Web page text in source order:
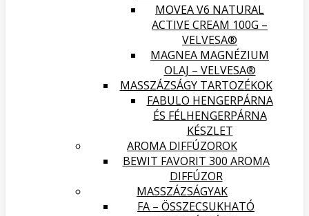
MOVEA V6 NATURAL
ACTIVE CREAM 100G –
VELVESA®
MAGNEA MAGNÉZIUM
OLAJ – VELVESA®
MASSZÁZSÁGY TARTOZÉKOK
FABULO HENGERPÁRNA
ÉS FÉLHENGERPÁRNA
KÉSZLET
AROMA DIFFÚZOROK
BEWIT FAVORIT 300 AROMA
DIFFÚZOR
MASSZÁZSÁGYAK
FA – ÖSSZECSUKHATÓ